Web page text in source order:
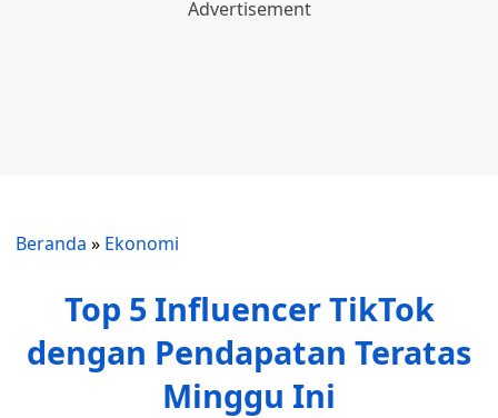
Beranda » Ekonomi
Top 5 Influencer TikTok
dengan Pendapatan Teratas
Minggu Ini